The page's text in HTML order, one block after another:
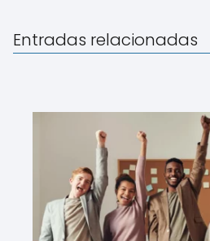
Entradas relacionadas